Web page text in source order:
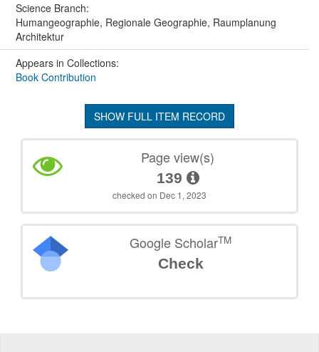
Science Branch:
Humangeographie, Regionale Geographie, Raumplanung
Architektur
Appears in Collections:
Book Contribution
SHOW FULL ITEM RECORD
Page view(s)
139
checked on Dec 1, 2023
Google ScholarTM
Check